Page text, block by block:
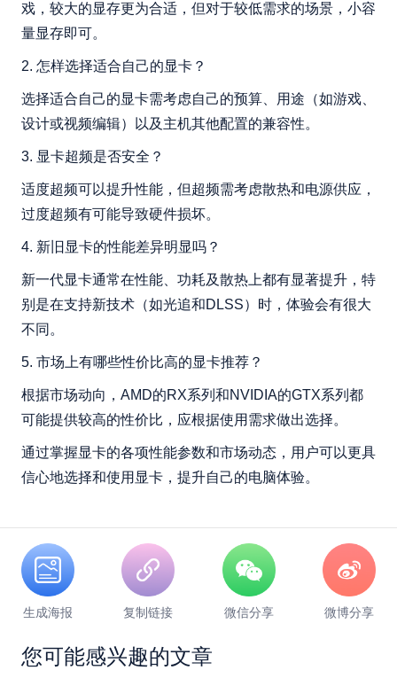
戏，较大的显存更为合适，但对于较低需求的场景，小容
量显存即可。
2. 怎样选择适合自己的显卡？
选择适合自己的显卡需考虑自己的预算、用途（如游戏、
设计或视频编辑）以及主机其他配置的兼容性。
3. 显卡超频是否安全？
适度超频可以提升性能，但超频需考虑散热和电源供应，
过度超频有可能导致硬件损坏。
4. 新旧显卡的性能差异明显吗？
新一代显卡通常在性能、功耗及散热上都有显著提升，特
别是在支持新技术（如光追和DLSS）时，体验会有很大
不同。
5. 市场上有哪些性价比高的显卡推荐？
根据市场动向，AMD的RX系列和NVIDIA的GTX系列都
可能提供较高的性价比，应根据使用需求做出选择。
通过掌握显卡的各项性能参数和市场动态，用户可以更具
信心地选择和使用显卡，提升自己的电脑体验。
生成海报 复制链接 微信分享 微博分享
您可能感兴趣的文章